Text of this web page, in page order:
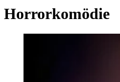
Horrorkomödie